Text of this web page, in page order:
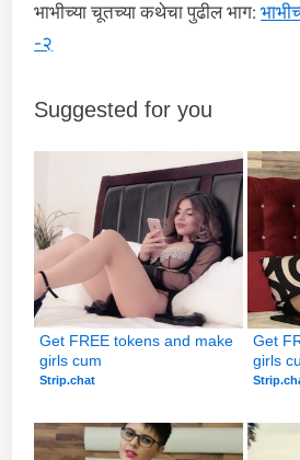
भाभीच्या चूतच्या कथेचा पुढील भाग:
-२
Suggested for you
Get FREE tokens and make
girls cum
Strip.chat
Get
girls